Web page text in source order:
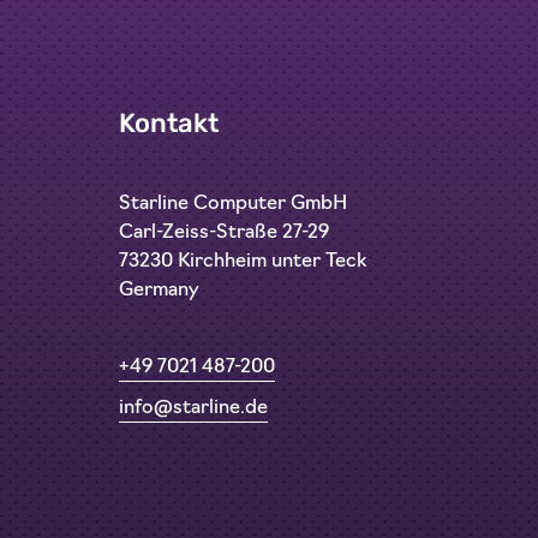
Kontakt
Starline Computer GmbH
Carl-Zeiss-Straße 27-29
73230 Kirchheim unter Teck
Germany
+49 7021 487-200
info@starline.de